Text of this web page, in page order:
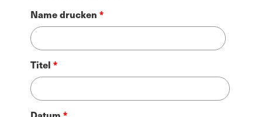
Name drucken
Titel